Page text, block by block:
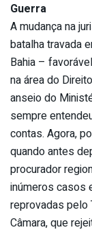
Guerra
A mudança na
batalha travada
Bahia –
na área do
anseio do
sempre
contas. Agora,
quando antes
procurador
inúmeros casos
reprovadas pelo
Câmara, que